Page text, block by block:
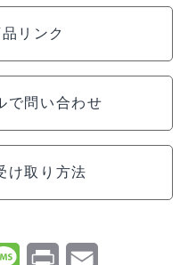
リンク
で問い合わせ
け取り方法
M P